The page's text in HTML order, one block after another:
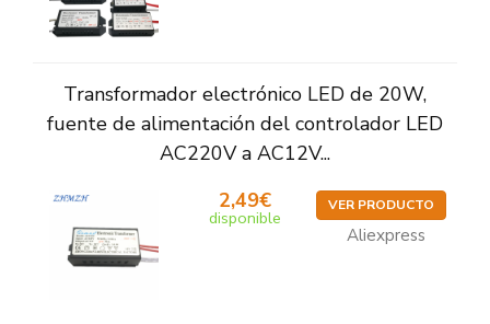
Transformador electrónico LED de 20W,
fuente de alimentación del controlador LED
AC220V a AC12V...
2,49€
disponible
VER PRODUCTO
Aliexpress